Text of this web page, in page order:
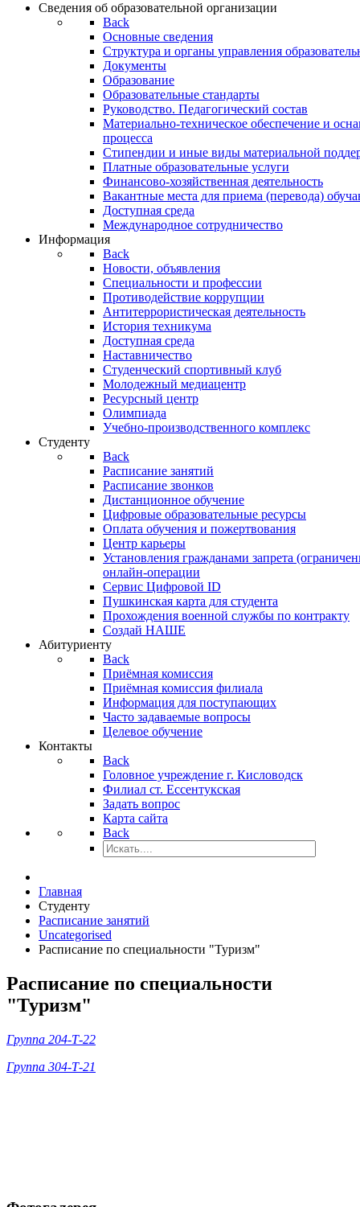
Сведения об образовательной организации
Back
Основные сведения
Структура и органы управления
Документы
Образование
Образовательные стандарты
Руководство. Педагогический состав
Материально-техническое обеспечение и
процесса
Стипендии и иные виды материальной
Платные образовательные услуги
Финансово-хозяйственная деятельность
Вакантные места для приема (перевода)
Доступная среда
Международное сотрудничество
Информация
Back
Новости, объявления
Специальности и профессии
Противодействие коррупции
Антитеррористическая деятельность
История техникума
Доступная среда
Наставничество
Студенческий спортивный клуб
Молодежный медиацентр
Ресурсный центр
Олимпиада
Учебно-производственного комплекс
Студенту
Back
Расписание занятий
Расписание звонков
Дистанционное обучение
Цифровые образовательные ресурсы
Оплата обучения и пожертвования
Центр карьеры
Установления гражданами запрета
онлайн-операции
Сервис Цифровой ID
Пушкинская карта для студента
Прохождения военной службы по контракту
Создай НАШЕ
Абитуриенту
Back
Приёмная комиссия
Приёмная комиссия филиала
Информация для поступающих
Часто задаваемые вопросы
Целевое обучение
Контакты
Back
Головное учреждение г. Кисловодск
Филиал ст. Ессентукская
Задать вопрос
Карта сайта
Back
Главная
Студенту
Расписание занятий
Uncategorised
Расписание по специальности "Туризм"
Расписание по специальности
"Туризм"
Группа 204-Т-22
Группа 304-Т-21